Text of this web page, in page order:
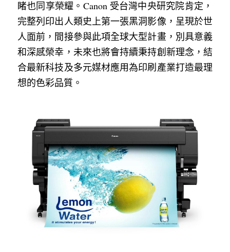
睹也同享榮耀。Canon 受台灣中央研究院肯定，
完整列印出人類史上第一張黑洞影像，呈現於世
人面前，間接參與此項全球大型計畫，別具意義
和深感榮幸，未來也將會持續秉持創新理念，結
合最新科技及多元媒材應用為印刷產業打造最理
想的色彩品質。